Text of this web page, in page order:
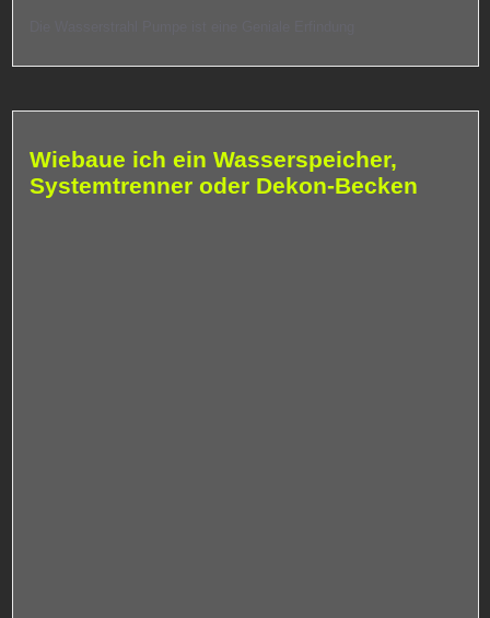
Wiebaue ich ein Wasserspeicher,
Systemtrenner oder Dekon-Becken